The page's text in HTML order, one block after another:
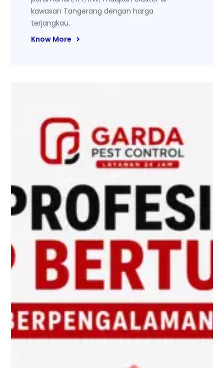
kawasan Tangerang dengan harga
terjangkau.
Know More